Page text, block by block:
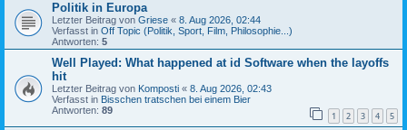
Politik in Europa
Letzter Beitrag von Griese « 8. Aug 2026, 02:44
Verfasst in Off Topic (Politik, Sport, Film, Philosophie...)
Antworten: 5
Well Played: What happened at id Software when the layoffs
hit
Letzter Beitrag von Komposti « 8. Aug 2026, 02:43
Verfasst in Bisschen tratschen bei einem Bier
Antworten: 89 1 2 3 4 5